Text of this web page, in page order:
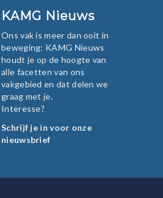
KAMG Nieuws
Ons vak is meer dan ooit in
beweging: KAMG Nieuws
houdt je op de hoogte van
alle facetten van ons
vakgebied en dat delen we
graag met je.
Interesse?
Schrijf je in voor onze
nieuwsbrief